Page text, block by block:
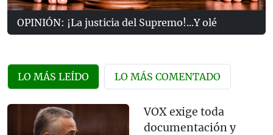
OPINIÓN: ¡La justicia del Supremo!...Y olé
LO MÁS LEÍDO LO MÁS COMENTADO
VOX exige toda
documentación y